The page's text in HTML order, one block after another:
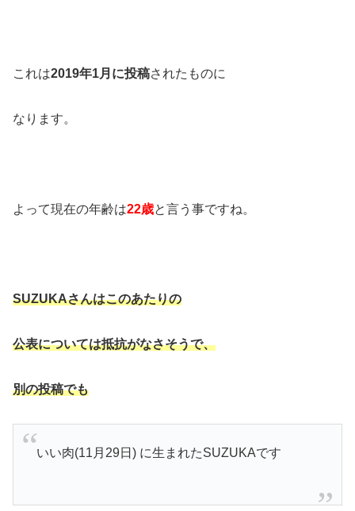
これは2019年1月に投稿されたものに
なります。
よって現在の年齢は22歳と言う事ですね。
SUZUKAさんはこのあたりの
公表については抵抗がなさそうで、
別の投稿でも
いい肉(11 月 29日 ) に生まれたSUZUKAです